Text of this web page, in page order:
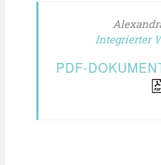
Integrierter
PDF-